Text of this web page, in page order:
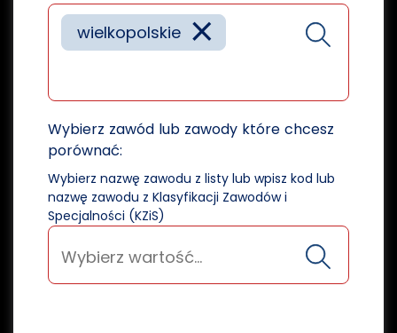
×
wielkopolskie
Wybierz zawód lub zawody które chcesz
porównać:
Wybierz nazwę zawodu z listy lub wpisz kod lub
nazwę zawodu z Klasyfikacji Zawodów i
Specjalności (KZiS)